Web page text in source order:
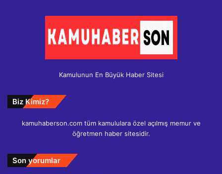
Kamulunun En Büyük Haber Sitesi
Biz Kimiz?
kamuhaberson.com tüm kamululara özel açılmış memur ve
öğretmen haber sitesidir.
Son yorumlar